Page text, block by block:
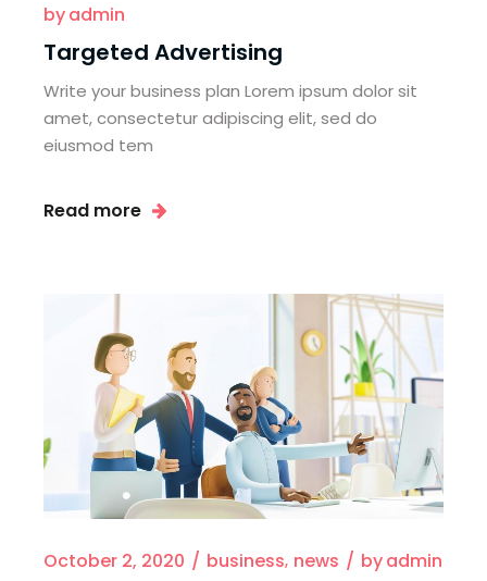
byadmin
Targeted Advertising
Write your business plan Lorem ipsum dolor sit
amet, consectetur adipiscing elit, sed do
eiusmod tem
Read more
October 2, 2020 business news byadmin